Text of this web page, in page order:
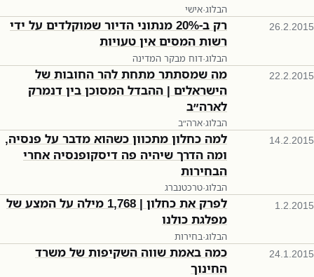
הבלוג·אישי
26.2.2015
רק ב-20% מנתוני הדיור שמוקלדים על ידי
רשות המסים אין טעויות
הבלוג·דוח מבקר המדינה
22.2.2015
מה שמסתתר מתחת להר החובות של
הישראלים | ההבדל המסוכן בין דנמרק
לארה״ב
הבלוג·ארה״ב
14.2.2015
למה כחלון מתכוון כשהוא מדבר על פנסיה,
ומה הדרך שיהיה פה דיסקופנסיה אחרי
הבחירות
הבלוג·טרכטנברג
1.2.2015
לפרק את כחלון | 1,768 מילה על המצע של
מפלגת כולנו
הבלוג·בחירות
24.1.2015
כמה באמת שווה השקיפות של משרד
החינוך